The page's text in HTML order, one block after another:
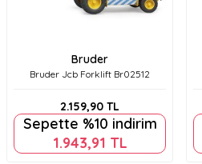
Bruder
Bruder Jcb Forklift Br02512
2.159,90 TL
Sepette %10 indirim
1.943,91 TL